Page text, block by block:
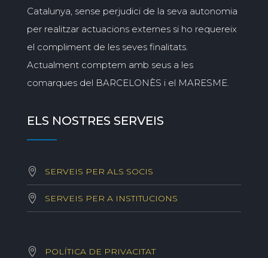
Catalunya, sense perjudici de la seva autonomia
per realitzar actuacions externes si ho requereix
el compliment de les seves finalitats.
Actualment comptem amb seus a les
comarques del BARCELONÈS i el MARESME.
ELS NOSTRES SERVEIS
SERVEIS PER ALS SOCIS
SERVEIS PER A INSTITUCIONS
POLÍTICA DE PRIVACITAT